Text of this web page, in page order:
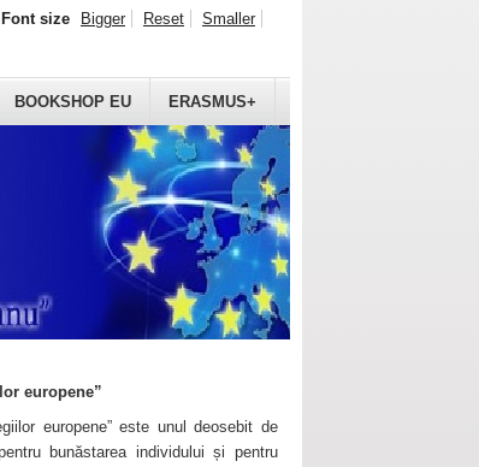
BOOKSHOP EU ERASMUS+
Font size Bigger Reset Smaller
europene”
europene” este unul deosebit de
bunăstarea individului și pentru